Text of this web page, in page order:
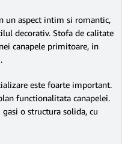
un aspect intim si romantic,
decorativ. Stofa de calitate
canapele primitoare, in
este foarte important.
functionalitata canapelei.
o structura solida, cu